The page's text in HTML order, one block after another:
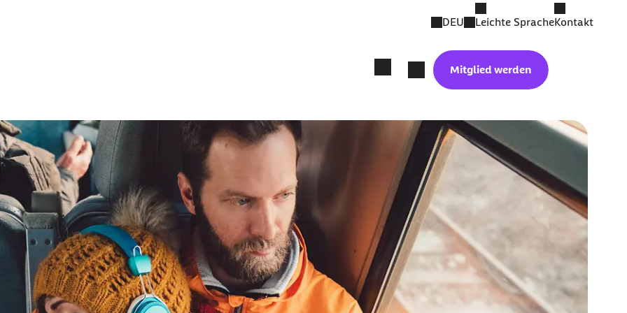
DEU Leichte SpracheKontakt
Mitglied werden